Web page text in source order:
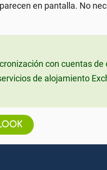
en pantalla. No
con cuentas
de alojamiento